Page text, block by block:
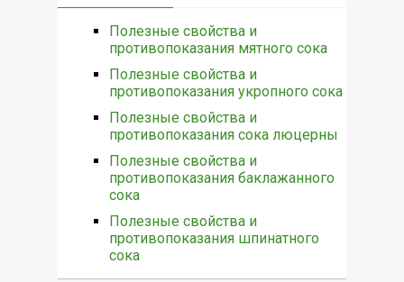
Полезные свойства и
противопоказания мятного сока
Полезные свойства и
противопоказания укропного сока
Полезные свойства и
противопоказания сока люцерны
Полезные свойства и
противопоказания баклажанного
сока
Полезные свойства и
противопоказания шпинатного
сока